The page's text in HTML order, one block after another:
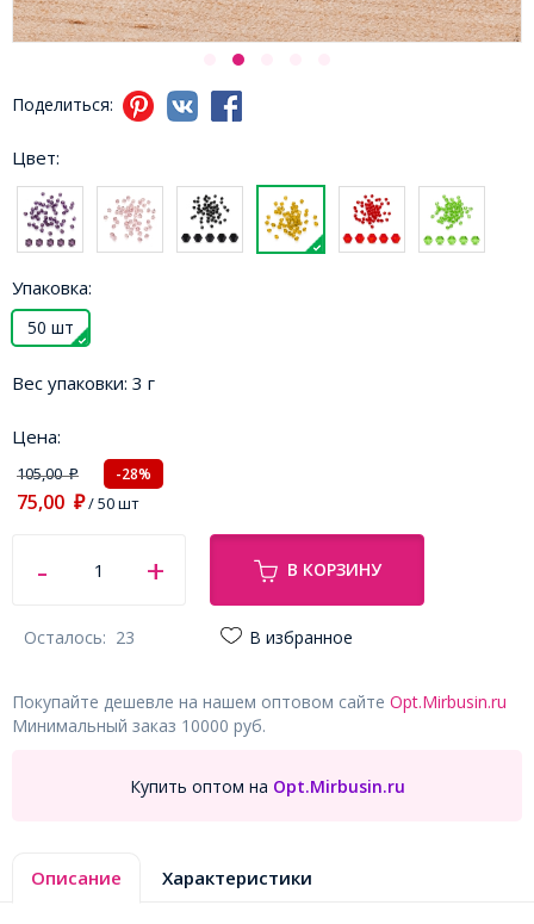
Поделиться:
Цвет:
Упаковка:
50 шт
Вес упаковки: 3 г
Цена:
105,00₽ -28%
75,00 ₽/ 50 шт
В КОРЗИНУ
Осталось: 23 В избранное
Покупайте дешевле на нашем оптовом сайте Opt.Mirbusin.ru
Минимальный заказ 10000 руб.
Купить оптом на Opt.Mirbusin.ru
Описание Характеристики